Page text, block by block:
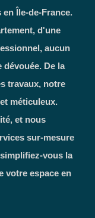
Île-de-France.
d'une
aucun
De la
travaux, notre
méticuleux.
et nous
sur-mesure
vous la
votre espace en